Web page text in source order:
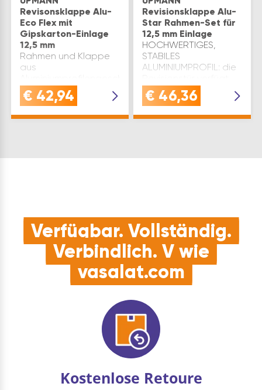
Revisonsklappe Alu-
Eco Flex mit
Gipskarton-Einlage
12,5 mm
Rahmen und Klappe
aus
Gipskartoneinlage(12,5
mm) H2 nach DIN EN
18182geprüft auf
€ 42,94
Revisionsklappe Alu-
Star Rahmen-Set für
12,5 mm Einlage
HOCHWERTIGES,
STABILES
ALUMINIUMPROFIL: die
über hochwertigen
Aluminiumrahmen, sehr
gegen Korrosion.
€ 46,36
Verfügbar. Vollständig.
Verbindlich. V wie
vasalat.com
Kostenlose Retoure